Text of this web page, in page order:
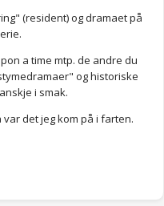
(resident) og dramaet på
a time mtp. de andre du
og historiske
i smak.
det jeg kom på i farten.